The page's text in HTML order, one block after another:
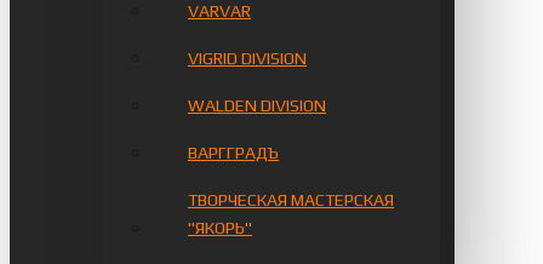
VARVAR
VIGRID DIVISION
WALDEN DIVISION
ВАРГГРАДЪ
ТВОРЧЕСКАЯ МАСТЕРСКАЯ
"ЯКОРЬ"